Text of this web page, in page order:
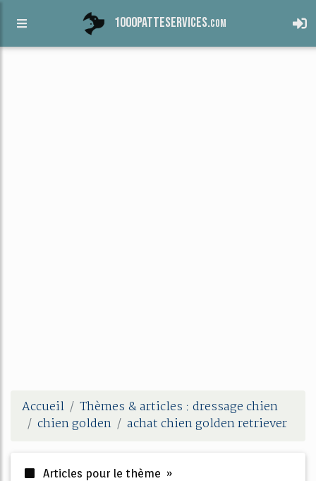
1000patteservices.com
Accueil
Thèmes & articles : dressage chien
chien golden
achat chien golden retriever
Articles pour le thème »